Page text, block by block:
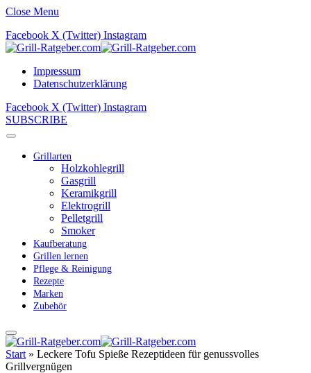
Close Menu
Facebook X (Twitter) Instagram
Impressum
Datenschutzerklärung
Facebook X (Twitter) Instagram
SUBSCRIBE
Grillarten
Holzkohlegrill
Gasgrill
Keramikgrill
Elektrogrill
Pelletgrill
Smoker
Kaufberatung
Grillen lernen
Pflege & Reinigung
Rezepte
Marken
Zubehör
Start » Leckere Tofu Spieße Rezeptideen für genussvolles
Grillvergnügen